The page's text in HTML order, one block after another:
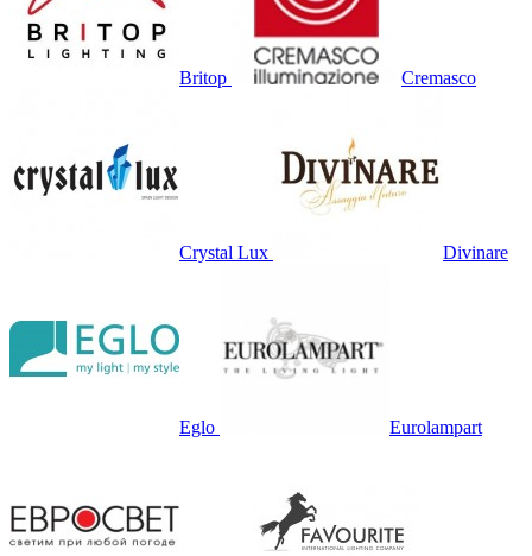
Britop Cremasco
Crystal Lux Divinare
Eglo Eurolampart